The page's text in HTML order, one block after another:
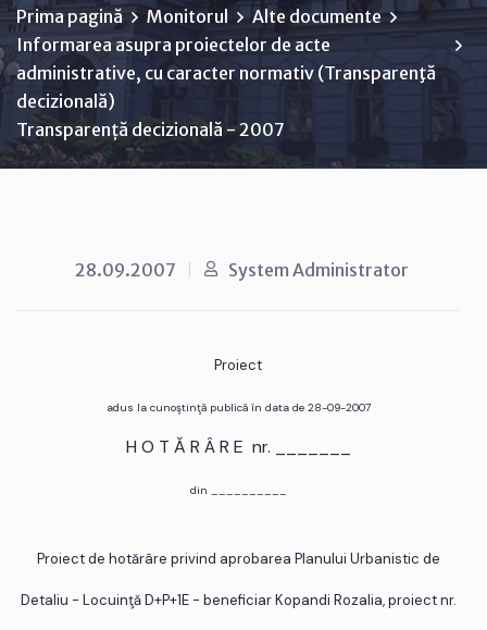
Prima pagină Monitorul
Alte documente
Informarea asupra proiectelor de acte
administrative, cu caracter normativ (Transparenţă
decizională)
Transparență decizională - 2007
28.09.2007 System Administrator
Proiect
adus la cunoştinţă publică în data de 28-09-2007
H O T Ă R Â R E nr. _______
din __________
Proiect de hotărâre privind aprobarea Planului Urbanistic de
Detaliu - Locuinţă D+P+1E - beneficiar Kopandi Rozalia, proiect nr.